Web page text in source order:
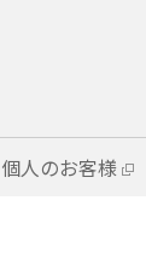
個人のお客様